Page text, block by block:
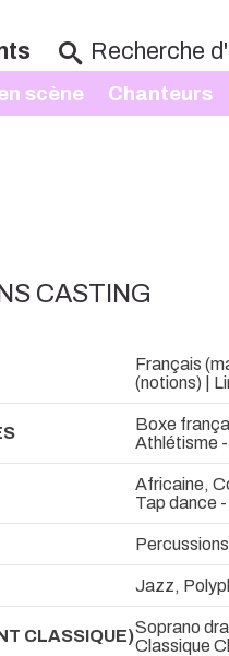
scène Chanteurs
CASTING
Français
(notions) |
Boxe
Athlétisme
Africaine,
Tap dance
Jazz,
CLASSIQUE)Soprano
Classique